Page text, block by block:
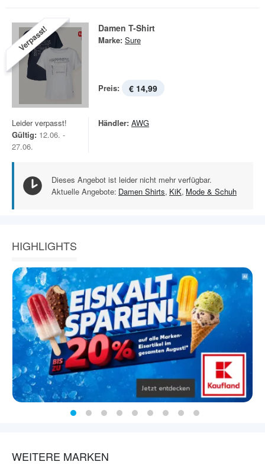
Verpasst! Damen T-Shirt
Marke: Sure
Preis: € 14,99
Leider verpasst!
Gültig: 12.06. -
27.06.
Händler: AWG
Dieses Angebot ist leider nicht mehr verfügbar.
Aktuelle Angebote: Damen Shirts, KiK, Mode & Schuh
HIGHLIGHTS
WEITERE MARKEN